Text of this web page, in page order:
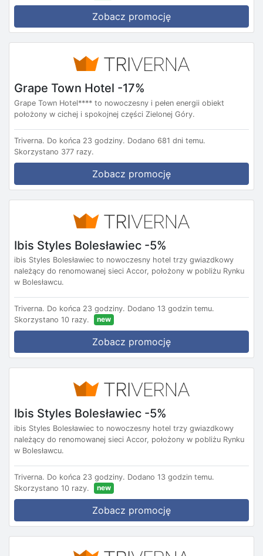
Zobacz promocję
Grape Town Hotel -17%
Grape Town Hotel**** to nowoczesny i pełen energii obiekt
położony w cichej i spokojnej części Zielonej Góry.
Triverna. Do końca 23 godziny. Dodano 681 dni temu.
Skorzystano 377 razy.
Zobacz promocję
Ibis Styles Bolesławiec -5%
ibis Styles Bolesławiec to nowoczesny hotel trzy gwiazdkowy
należący do renomowanej sieci Accor, położony w pobliżu Rynku
w Bolesławcu.
Triverna. Do końca 23 godziny. Dodano 13 godzin temu.
Skorzystano 10 razy.
new
Zobacz promocję
Ibis Styles Bolesławiec -5%
ibis Styles Bolesławiec to nowoczesny hotel trzy gwiazdkowy
należący do renomowanej sieci Accor, położony w pobliżu Rynku
w Bolesławcu.
Triverna. Do końca 23 godziny. Dodano 13 godzin temu.
Skorzystano 10 razy.
new
Zobacz promocję